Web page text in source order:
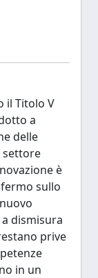
il Titolo V
a
delle
settore
è
sullo
dismisura
prive
in un